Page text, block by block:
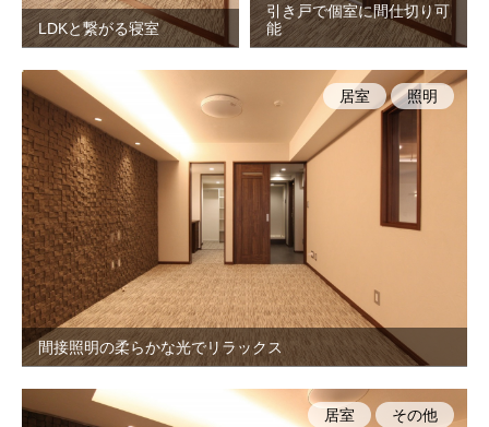
LDKと繋がる寝室
引き戸で個室に間仕切り可
能
間接照明の柔らかな光でリラックス
居室 照明
居室 その他